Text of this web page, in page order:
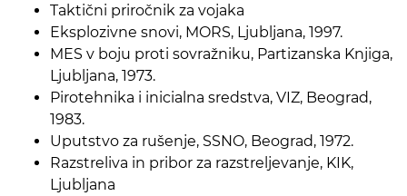
Taktični priročnik za vojaka
Eksplozivne snovi, MORS, Ljubljana, 1997.
MES v boju proti sovražniku, Partizanska Knjiga,
Ljubljana, 1973.
Pirotehnika i inicialna sredstva, VIZ, Beograd,
1983.
Uputstvo za rušenje, SSNO, Beograd, 1972.
Razstreliva in pribor za razstreljevanje, KIK,
Ljubljana